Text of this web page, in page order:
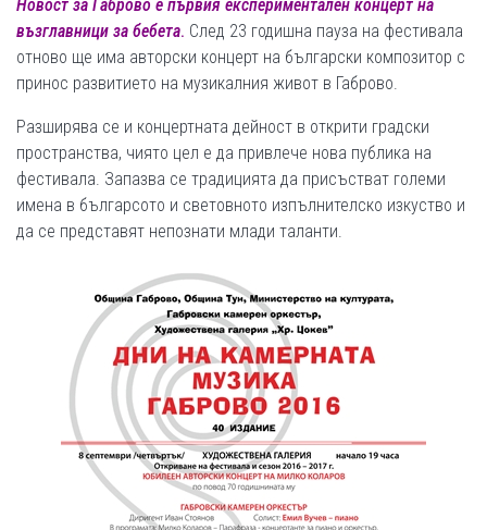
Новост за Габрово е първия експериментален концерт на
възглавници за бебета. След 23 годишна пауза на фестивала
отново ще има авторски концерт на български композитор с
принос развитието на музикалния живот в Габрово.
Разширява се и концертната дейност в открити градски
пространства, чиято цел е да привлече нова публика на
фестивала. Запазва се традицията да присъстват големи
имена в българсото и световното изпълнителско изкуство и
да се представят непознати млади таланти.